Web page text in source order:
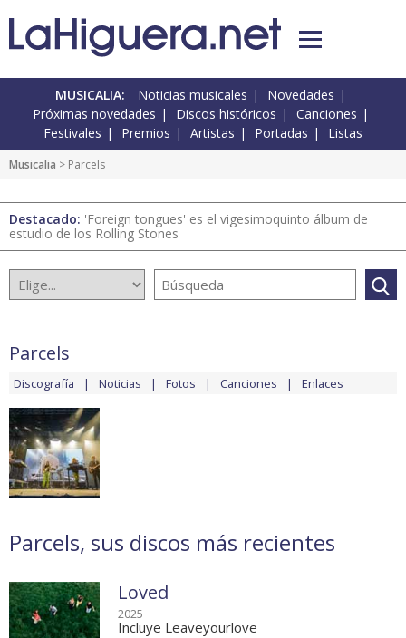
MUSICALIA: Noticias musicales
Novedades
Próximas novedades
Discos históricos
Canciones
Festivales
Premios Artistas Portadas Listas
Musicalia > Parcels
Destacado: 'Foreign tongues' es el vigesimoquinto álbum de
estudio de los Rolling Stones
Parcels
Discografía Noticias Fotos Canciones Enlaces
Parcels, sus discos más recientes
Loved
2025
Incluye Leaveyourlove